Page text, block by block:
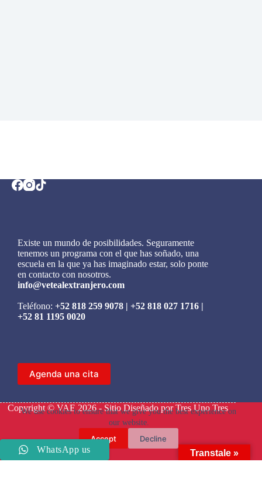
We use cookies to ensure that we give you the best experience on
our website.
Accept Decline
Existe un mundo de posibilidades. Seguramente
tenemos un programa con el que has soñado, una
escuela en la que ya has imaginado estar, solo ponte
en contacto con nosotros.
info@vetealextranjero.com
Teléfono: +52 818 259 9078 | +52 818 027 1716 |
+52 81 1195 0020
Agenda una cita
Copyright © VAE 2026 - Sitio Diseñado porTres Uno Tres
Transtale »
WhatsApp us